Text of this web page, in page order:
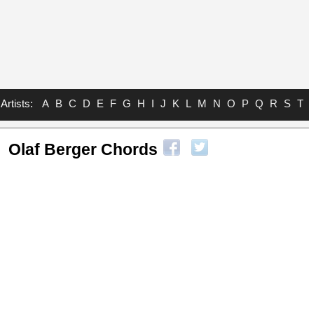
Artists: A B C D E F G H I J K L M N O P Q R S T
Olaf Berger Chords